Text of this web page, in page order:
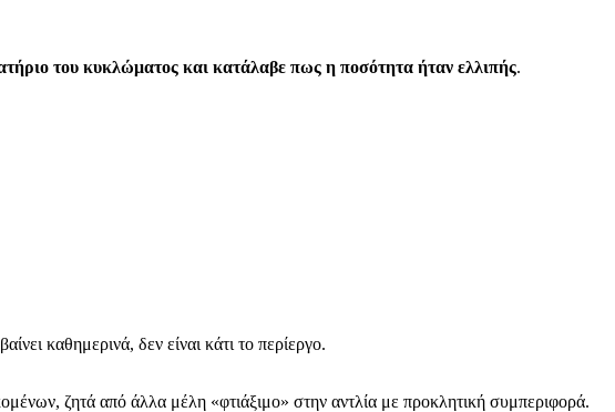
του κυκλώματος και κατάλαβε πως η ποσότητα ήταν ελλιπής.
καθημερινά, δεν είναι κάτι το περίεργο.
ζητά από άλλα μέλη «φτιάξιμο» στην αντλία με προκλητική συμπεριφορά.